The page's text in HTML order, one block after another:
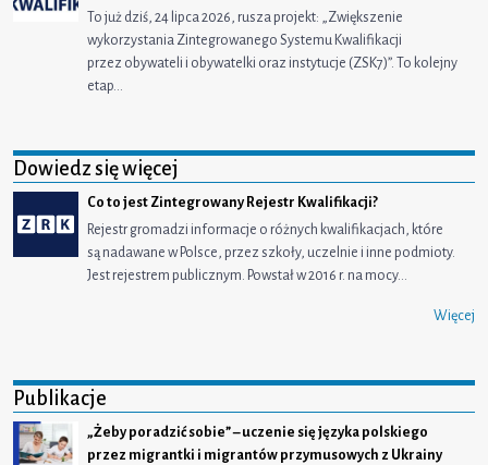
To już dziś, 24 lipca 2026, rusza projekt: „Zwiększenie
wykorzystania Zintegrowanego Systemu Kwalifikacji
przez obywateli i obywatelki oraz instytucje (ZSK7)”. To kolejny
etap…
Dowiedz się więcej
Co to jest Zintegrowany Rejestr Kwalifikacji?
Rejestr gromadzi informacje o różnych kwalifikacjach, które
są nadawane w Polsce, przez szkoły, uczelnie i inne podmioty.
Jest rejestrem publicznym. Powstał w 2016 r. na mocy…
Więcej
Publikacje
„Żeby poradzić sobie” – uczenie się języka polskiego
przez migrantki i migrantów przymusowych z Ukrainy